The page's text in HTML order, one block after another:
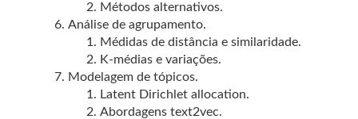
Métodos alternativos.
Análise de agrupamento.
Médidas de distância e similaridade.
K-médias e variações.
Modelagem de tópicos.
Latent Dirichlet allocation.
Abordagens text2vec.